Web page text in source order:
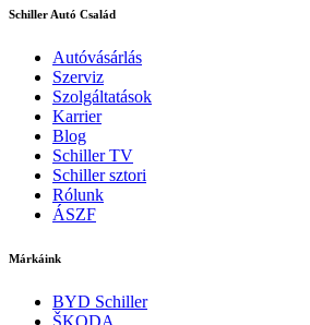
Schiller Autó Család
Autóvásárlás
Szerviz
Szolgáltatások
Karrier
Blog
Schiller TV
Schiller sztori
Rólunk
ÁSZF
Márkáink
BYD Schiller
ŠKODA